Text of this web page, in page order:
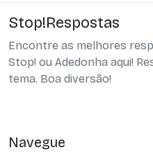
Stop!Respostas
Encontre as melhores
Stop! ou Adedonha aqui!
tema. Boa diversão!
Navegue